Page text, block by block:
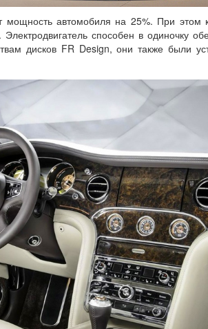
мощность автомобиля на 25%. При этом
способен в одиночку
дисков FR Design, они также были